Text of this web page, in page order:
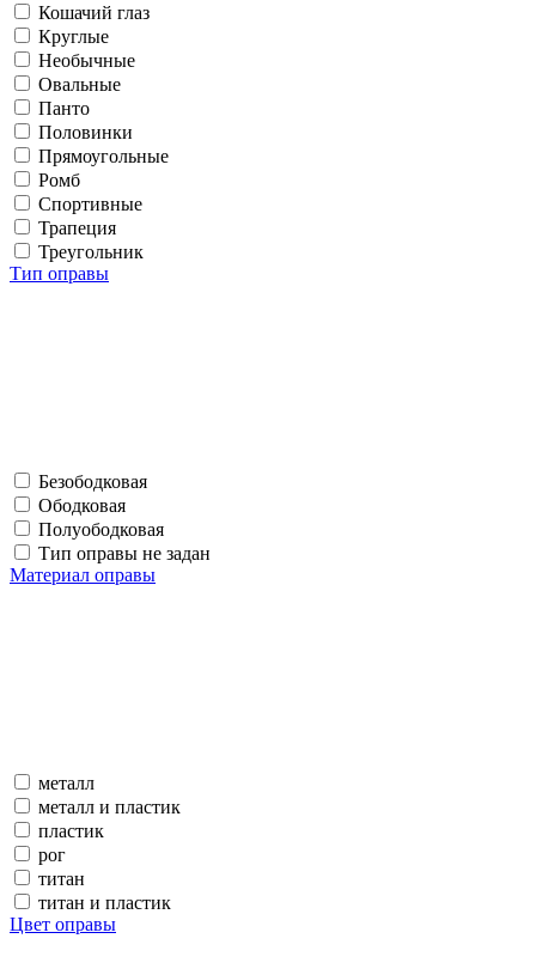
Кошачий глаз
Круглые
Необычные
Овальные
Панто
Половинки
Прямоугольные
Ромб
Спортивные
Трапеция
Треугольник
Тип оправы
Безободковая
Ободковая
Полуободковая
Тип оправы не задан
Материал оправы
металл
металл и пластик
пластик
рог
титан
титан и пластик
Цвет оправы